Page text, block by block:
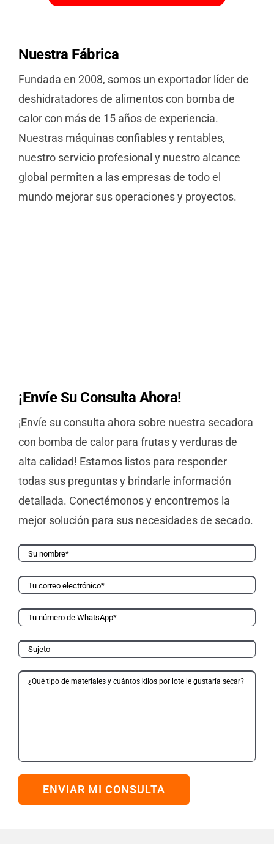
Nuestra Fábrica
Fundada en 2008, somos un exportador líder de
deshidratadores de alimentos con bomba de
calor con más de 15 años de experiencia.
Nuestras máquinas confiables y rentables,
nuestro servicio profesional y nuestro alcance
global permiten a las empresas de todo el
mundo mejorar sus operaciones y proyectos.
¡EnvíeSu Consulta Ahora!
¡Envíe su consulta ahora sobre nuestra secadora
con bomba de calor para frutas y verduras de
alta calidad! Estamos listos para responder
todas sus preguntas y brindarle información
detallada. Conectémonos y encontremos la
mejor solución para sus necesidades de secado.